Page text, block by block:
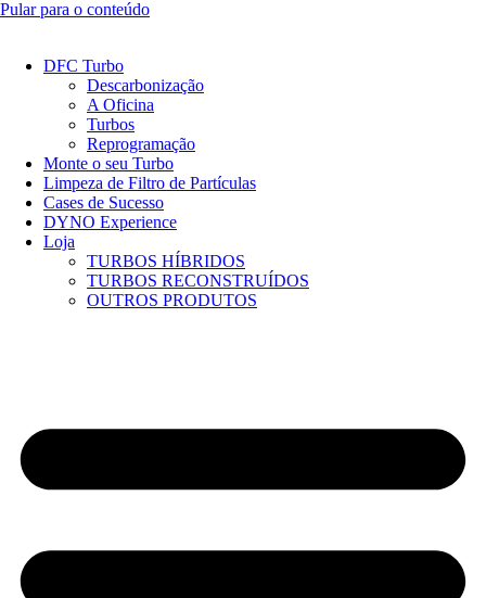
Pular para o conteúdo
DFC Turbo
Descarbonização
A Oficina
Turbos
Reprogramação
Monte o seu Turbo
Limpeza de Filtro de Partículas
Cases de Sucesso
DYNO Experience
Loja
TURBOS HÍBRIDOS
TURBOS RECONSTRUÍDOS
OUTROS PRODUTOS